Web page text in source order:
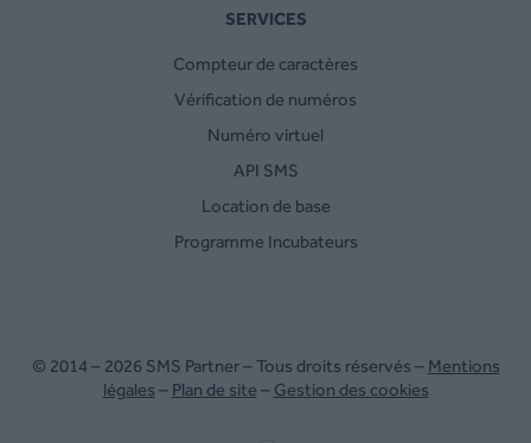
SERVICES
Compteur de caractères
Vérification de numéros
Numéro virtuel
API SMS
Location de base
Programme Incubateurs
© 2014 – 2026 SMS Partner – Tous droits réservés – Mentions
légales – Plan de site – Gestion des cookies